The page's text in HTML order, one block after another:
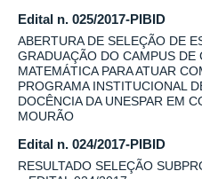
Edital n. 025/2017-PIBID
ABERTURA DE SELEÇÃO DE
GRADUAÇÃO DO CAMPUS DE
MATEMÁTICA PARA ATUAR
PROGRAMA INSTITUCIONAL
DOCÊNCIA DA UNESPAR EM
MOURÃO
Edital n. 024/2017-PIBID
RESULTADO SELEÇÃO